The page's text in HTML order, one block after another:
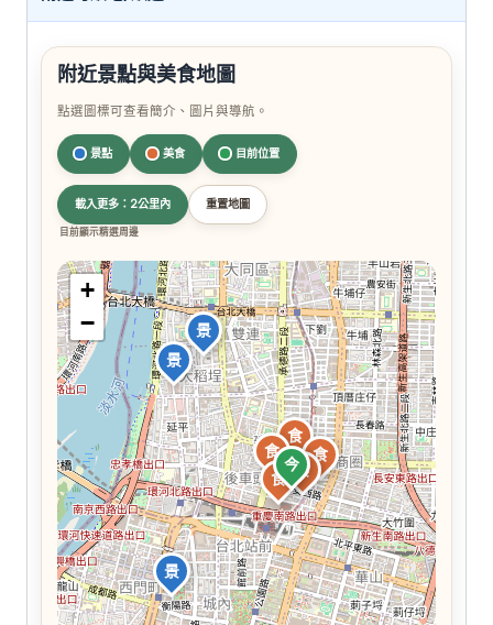
附近景點與美食地圖
點選圖標可查看簡介、圖片與導航。
景點 美食 目前位置
載入更多：2公里內 重置地圖
目前顯示精選周邊
今食
食
景
食 食
食
景
景
+
−